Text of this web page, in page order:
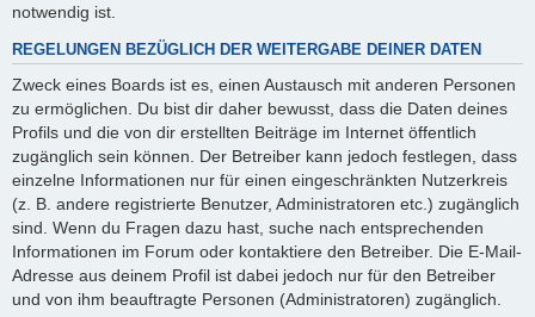
notwendig ist.
REGELUNGEN BEZÜGLICH DER WEITERGABE DEINER DATEN
Zweck eines Boards ist es, einen Austausch mit anderen Personen
zu ermöglichen. Du bist dir daher bewusst, dass die Daten deines
Profils und die von dir erstellten Beiträge im Internet öffentlich
zugänglich sein können. Der Betreiber kann jedoch festlegen, dass
einzelne Informationen nur für einen eingeschränkten Nutzerkreis
(z. B. andere registrierte Benutzer, Administratoren etc.) zugänglich
sind. Wenn du Fragen dazu hast, suche nach entsprechenden
Informationen im Forum oder kontaktiere den Betreiber. Die E-Mail-
Adresse aus deinem Profil ist dabei jedoch nur für den Betreiber
und von ihm beauftragte Personen (Administratoren) zugänglich.